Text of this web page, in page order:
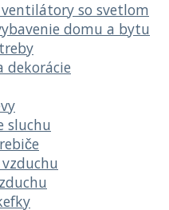
so svetlom
domu a bytu
dekorácie
sluchu